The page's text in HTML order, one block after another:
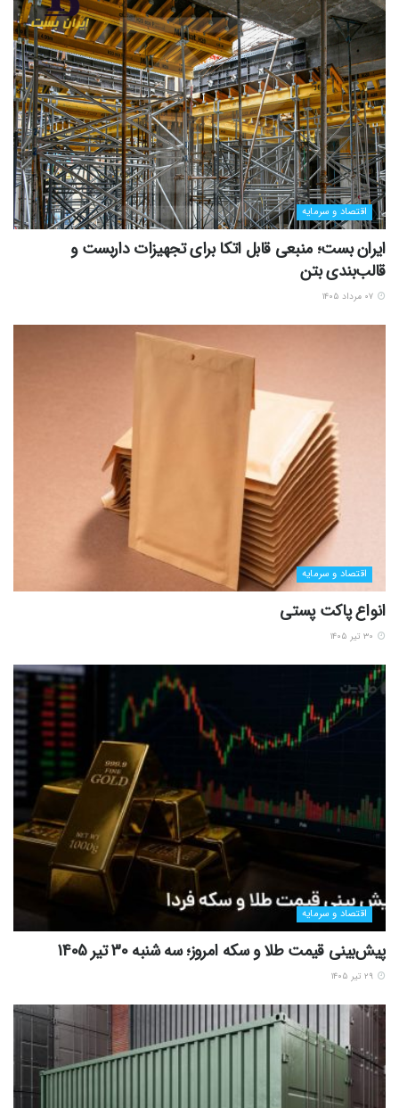
اقتصاد و سرمایه
ایران بست؛ منبعی قابل اتکا برای تجهیزات داربست و
قالب‌بندی بتن
اقتصاد و سرمایه
انواع پاکت پستی
اقتصاد و سرمایه
پیش‌بینی قیمت طلا و سکه امروز؛ سه شنبه 30 تیر 1405